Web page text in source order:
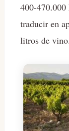
400-470.000
traducir en
litros de vino.